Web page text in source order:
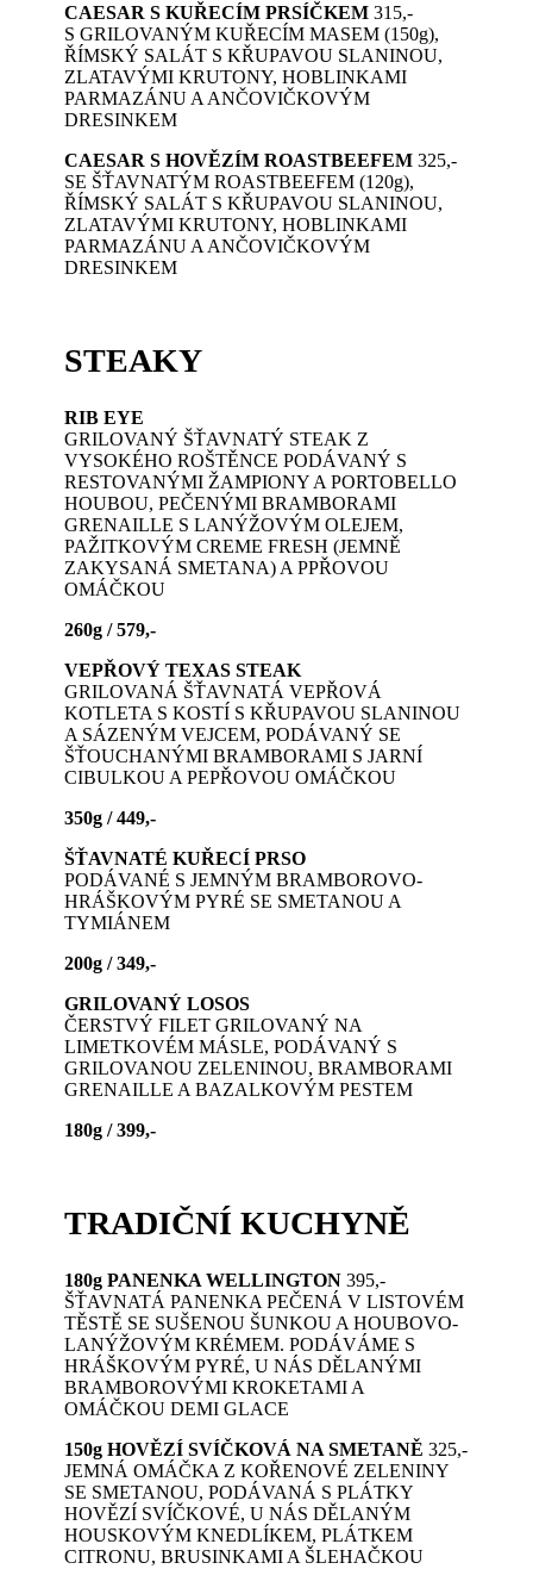
CAESAR S KUŘECÍM PRSÍČKEM 315,-
S GRILOVANÝM KUŘECÍM MASEM (150g),
ŘÍMSKÝ SALÁT S KŘUPAVOU SLANINOU,
ZLATAVÝMI KRUTONY, HOBLINKAMI
PARMAZÁNU A ANČOVIČKOVÝM
DRESINKEM
CAESAR S HOVĚZÍM ROASTBEEFEM 325,-
SE ŠŤAVNATÝM ROASTBEEFEM (120g),
ŘÍMSKÝ SALÁT S KŘUPAVOU SLANINOU,
ZLATAVÝMI KRUTONY, HOBLINKAMI
PARMAZÁNU A ANČOVIČKOVÝM
DRESINKEM
STEAKY
RIB EYE
GRILOVANÝ ŠŤAVNATÝ STEAK Z
VYSOKÉHO ROŠTĚNCE PODÁVANÝ S
RESTOVANÝMI ŽAMPIONY A PORTOBELLO
HOUBOU, PEČENÝMI BRAMBORAMI
GRENAILLE S LANÝŽOVÝM OLEJEM,
PAŽITKOVÝM CREME FRESH (JEMNĚ
ZAKYSANÁ SMETANA) A PPŘOVOU
OMÁČKOU
260g / 579,-
VEPŘOVÝ TEXAS STEAK
GRILOVANÁ ŠŤAVNATÁ VEPŘOVÁ
KOTLETA S KOSTÍ S KŘUPAVOU SLANINOU
A SÁZENÝM VEJCEM, PODÁVANÝ SE
ŠŤOUCHANÝMI BRAMBORAMI S JARNÍ
CIBULKOU A PEPŘOVOU OMÁČKOU
350g / 449,-
ŠŤAVNATÉ KUŘECÍ PRSO
PODÁVANÉ S JEMNÝM BRAMBOROVO-
HRÁŠKOVÝM PYRÉ SE SMETANOU A
TYMIÁNEM
200g / 349,-
GRILOVANÝ LOSOS
ČERSTVÝ FILET GRILOVANÝ NA
LIMETKOVÉM MÁSLE, PODÁVANÝ S
GRILOVANOU ZELENINOU, BRAMBORAMI
GRENAILLE A BAZALKOVÝM PESTEM
180g / 399,-
TRADIČNÍ KUCHYNĚ
180g PANENKA WELLINGTON 395,-
ŠŤAVNATÁ PANENKA PEČENÁ V LISTOVÉM
TĚSTĚ SE SUŠENOU ŠUNKOU A HOUBOVO-
LANÝŽOVÝM KRÉMEM. PODÁVÁME S
HRÁŠKOVÝM PYRÉ, U NÁS DĚLANÝMI
BRAMBOROVÝMI KROKETAMI A
OMÁČKOU DEMI GLACE
150g HOVĚZÍ SVÍČKOVÁ NA SMETANĚ 325,-
JEMNÁ OMÁČKA Z KOŘENOVÉ ZELENINY
SE SMETANOU, PODÁVANÁ S PLÁTKY
HOVĚZÍ SVÍČKOVÉ, U NÁS DĚLANÝM
HOUSKOVÝM KNEDLÍKEM, PLÁTKEM
CITRONU, BRUSINKAMI A ŠLEHAČKOU